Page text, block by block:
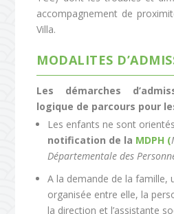
accompagnement de
Villa.
MODALITES
Les démarches
logique de parcours pour
Les enfants ne sont
notification de la MDPH (
Départementale des
A la demande de la famille,
organisée entre elle, la
la direction et l’assistante